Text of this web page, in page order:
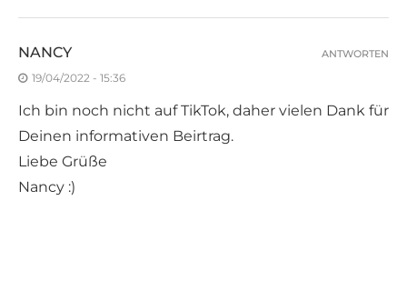
NANCY
19/04/2022 - 15:36
Ich bin noch nicht auf TikTok, daher vielen Dank für
Deinen informativen Beirtrag.
Liebe Grüße
Nancy :)
ANTWORTEN